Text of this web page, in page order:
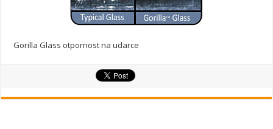
Gorilla Glass otpornost na udarce